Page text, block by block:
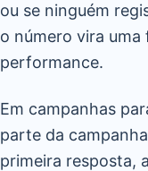
ou se ninguém
o número vira uma
performance.
Em campanhas
parte da
primeira resposta,